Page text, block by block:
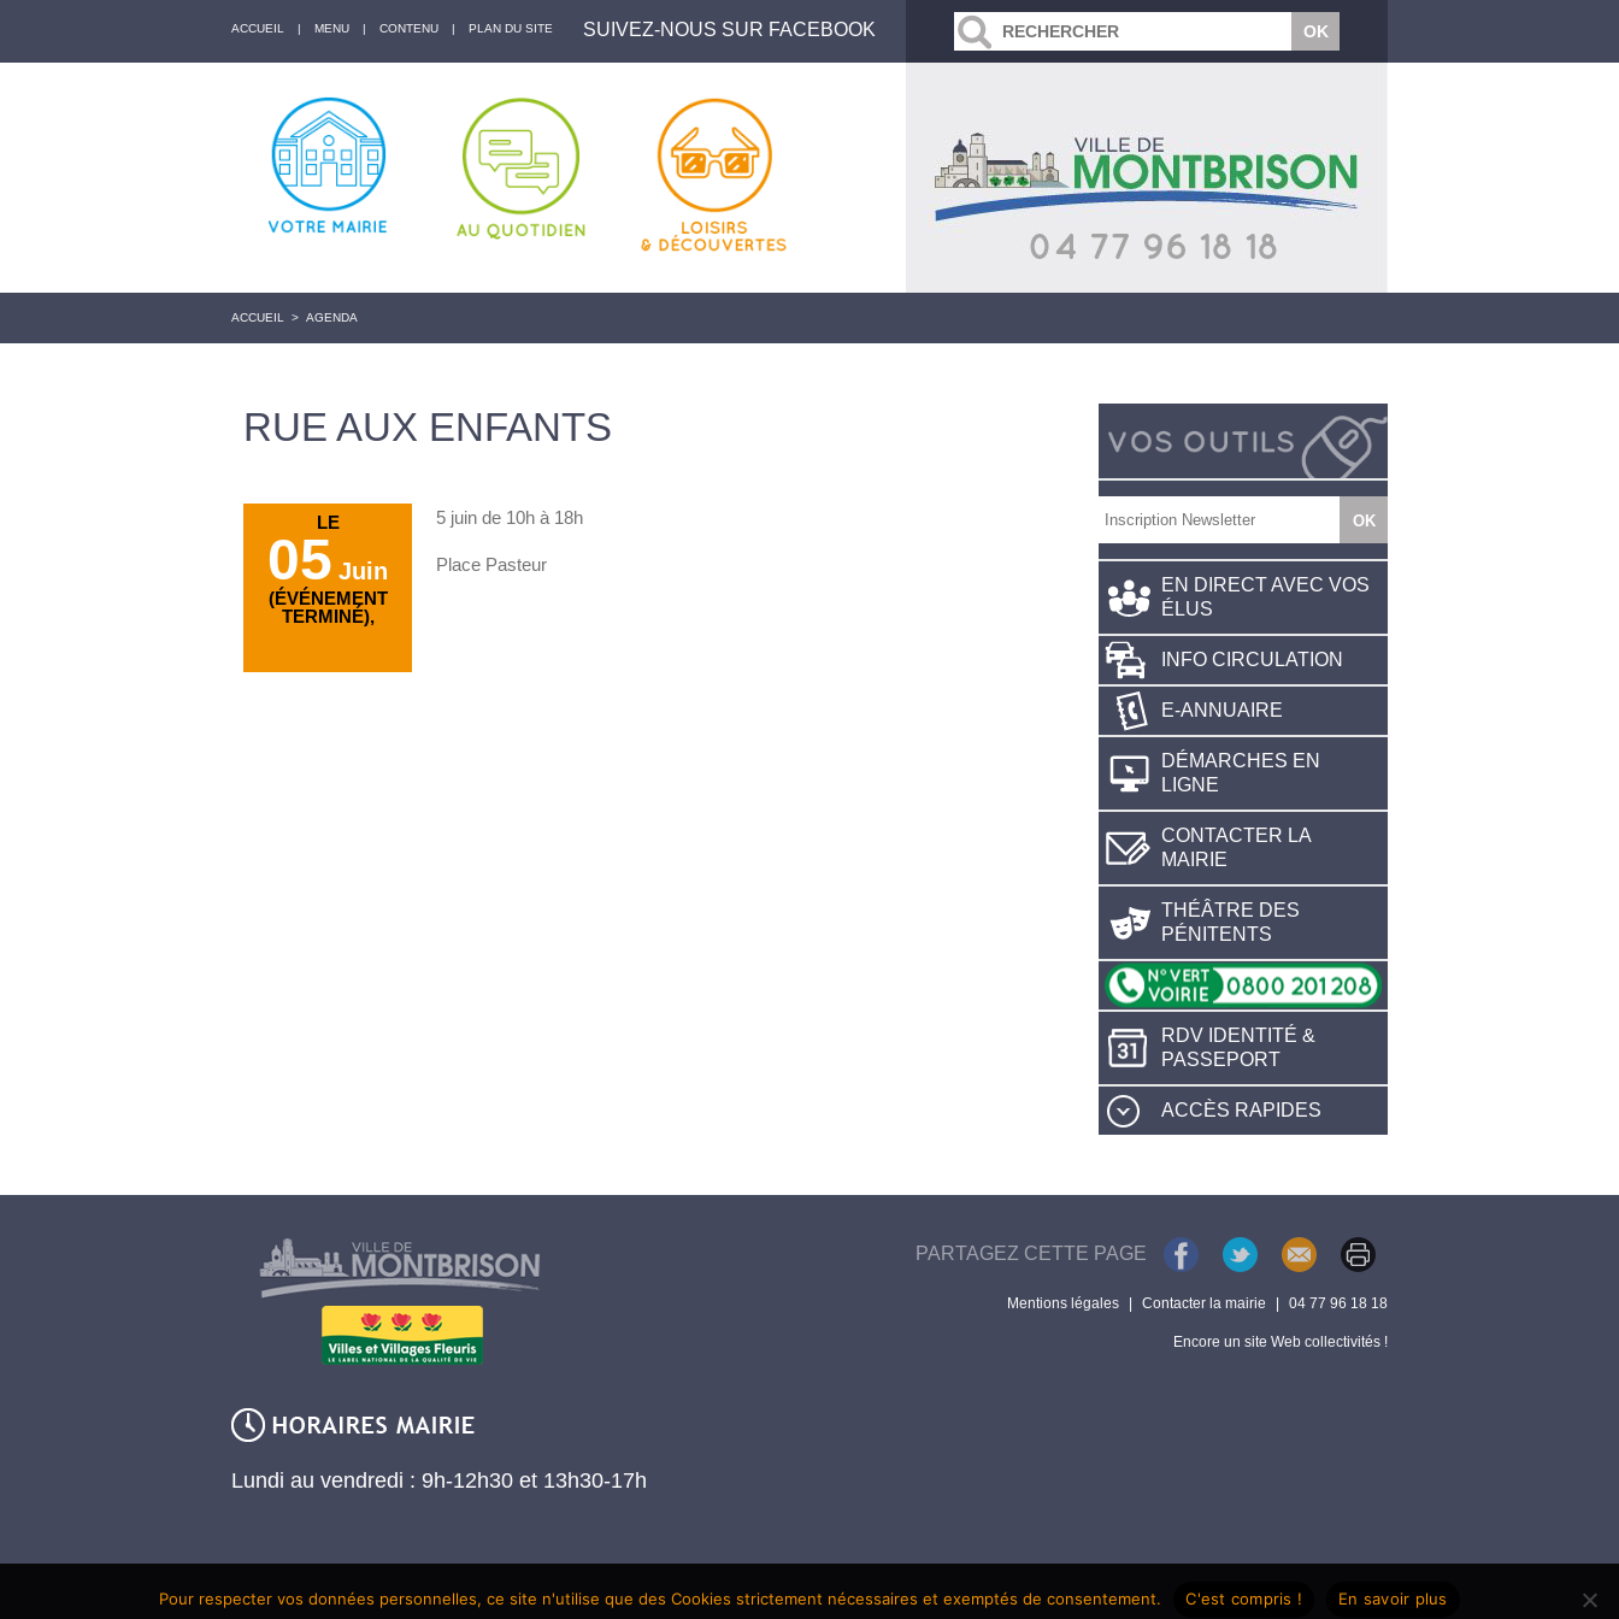
ACCUEIL | MENU | CONTENU | PLAN DU SITE SUIVEZ-NOUS SUR FACEBOOK
ACCUEIL > AGENDA
RUE AUX ENFANTS
LE
05 Juin
(ÉVÉNEMENT
TERMINÉ),
5 juin de 10h à 18h
Place Pasteur
EN DIRECT AVEC VOS
ÉLUS
INFO CIRCULATION
E-ANNUAIRE
DÉMARCHES EN
LIGNE
CONTACTER LA
MAIRIE
THÉÂTRE DES
PÉNITENTS
RDV IDENTITÉ &
PASSEPORT
ACCÈS RAPIDES
Lundi au vendredi : 9h-12h30 et 13h30-17h
PARTAGEZ CETTE PAGE
Mentions légales Contacter la mairie 04 77 96 18 18
Encore un site Web collectivités !
Pour respecter vos données personnelles, ce site n'utilise que des Cookies strictement nécessaires et exemptés de consentement. C'est compris ! En savoir plus